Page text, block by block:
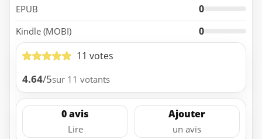
EPUB 0
Kindle (MOBI)
0
11 votes
4.64/5sur 11 votants
0 avis
Lire
Ajouter
un avis